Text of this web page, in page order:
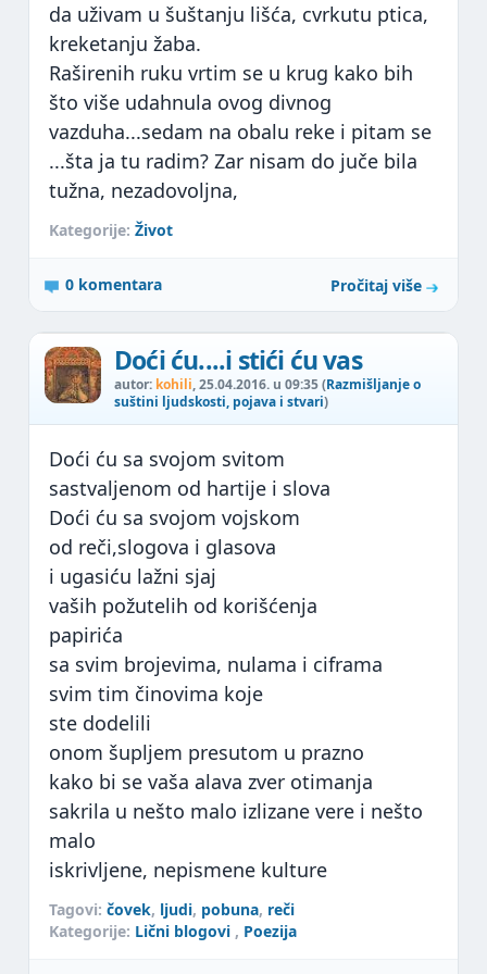
da uživam u šuštanju lišća, cvrkutu ptica,
kreketanju žaba.
Raširenih ruku vrtim se u krug kako bih
što više udahnula ovog divnog
vazduha...sedam na obalu reke i pitam se
...šta ja tu radim? Zar nisam do juče bila
tužna, nezadovoljna,
Kategorije: Život
0 komentara Pročitaj više
Doći ću....i stići ću vas
autor: kohili, 25.04.2016. u 09:35 (Razmišljanje o
suštini ljudskosti, pojava i stvari)
Doći ću sa svojom svitom
sastvaljenom od hartije i slova
Doći ću sa svojom vojskom
od reči,slogova i glasova
i ugasiću lažni sjaj
vaših požutelih od korišćenja
papirića
sa svim brojevima, nulama i ciframa
svim tim činovima koje
ste dodelili
onom šupljem presutom u prazno
kako bi se vaša alava zver otimanja
sakrila u nešto malo izlizane vere i nešto
malo
iskrivljene, nepismene kulture
Tagovi: čovek, ljudi, pobuna, reči
Kategorije: Lični blogovi , Poezija